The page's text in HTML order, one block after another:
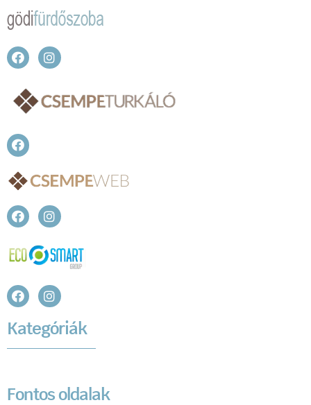
Kategóriák
Fontos oldalak